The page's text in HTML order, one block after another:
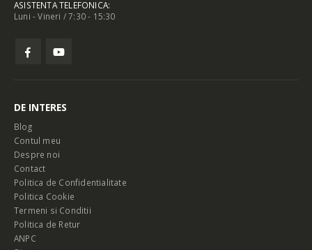
ASISTENTA TELEFONICA:
Luni - Vineri / 7:30 - 15:30
DE INTERES
Blog
Contul meu
Despre noi
Contact
Politica de Confidentialitate
Politica Cookie
Termeni si Conditii
Politica de Retur
ANPC